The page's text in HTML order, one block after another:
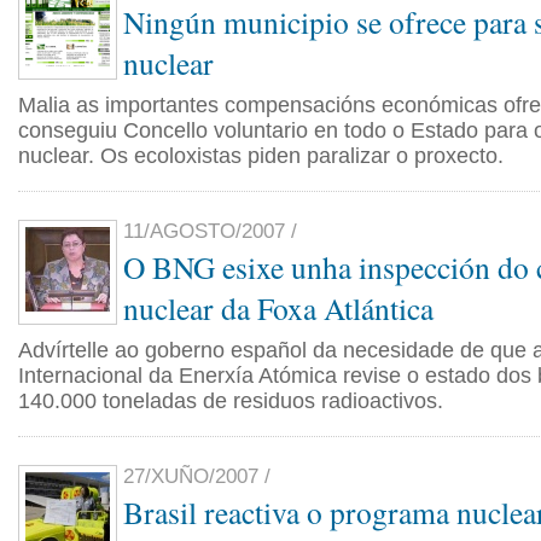
Ningún municipio se ofrece para
nuclear
Malia as importantes compensacións económicas
conseguiu Concello voluntario en todo o Estado para
nuclear. Os ecoloxistas piden paralizar o proxecto.
11/AGOSTO/2007 /
O BNG esixe unha inspección
nuclear da Foxa Atlántica
Advírtelle ao goberno español da necesidade de que
Internacional da Enerxía Atómica revise o estado dos
140.000 toneladas de residuos radioactivos.
27/XUÑO/2007 /
Brasil reactiva o programa